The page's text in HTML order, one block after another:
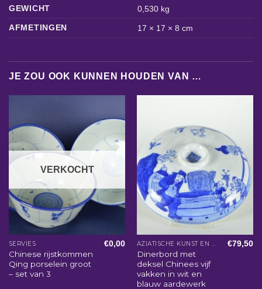
GEWICHT
0,530 kg
AFMETINGEN
17 × 17 × 8 cm
JE ZOU OOK KUNNEN HOUDEN VAN …
VERKOCHT
SERVIES
Chinese rijstkommen
Qing porselein groot
– set van 3
€0,00 AZIATISCHE KUNST EN WOONACCESSOIRES
Dinerbord met
deksel Chinees vijf
vakken in wit en
blauw aardewerk
€79,50